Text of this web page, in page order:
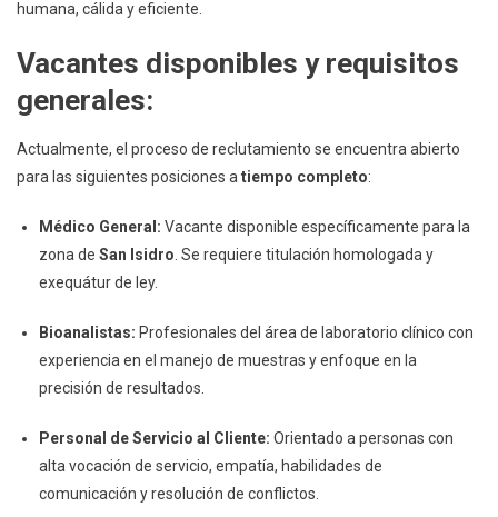
humana, cálida y eficiente.
Vacantes disponibles y requisitos
generales:
Actualmente, el proceso de reclutamiento se encuentra abierto
para las siguientes posiciones a tiempo completo:
Médico General: Vacante disponible específicamente para la
zona de San Isidro . Se requiere titulación homologada y
exequátur de ley.
Bioanalistas: Profesionales del área de laboratorio clínico con
experiencia en el manejo de muestras y enfoque en la
precisión de resultados.
Personal de Servicio al Cliente: Orientado a personas con
alta vocación de servicio, empatía, habilidades de
comunicación y resolución de conflictos.